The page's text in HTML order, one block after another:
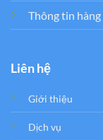
Thông tin hàng
Liên hệ
Giới thiệu
Dịch vụ